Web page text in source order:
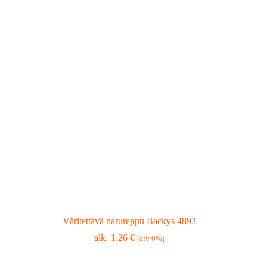
Väritettävä narureppu Backys 4893
1,26€ (alv 0%)